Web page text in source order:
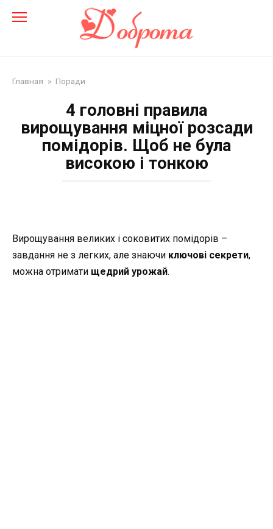
Главная » Поради
4 головні правила
вирощування міцної розсади
помідорів. Щоб не була
високою і тонкою
Вирощування великих і соковитих помідорів –
завдання не з легких, але знаючи ключові секрети,
можна отримати щедрий урожай.